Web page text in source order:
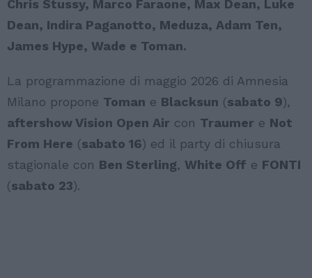
Chris Stussy, Marco Faraone, Max Dean, Luke
Dean, Indira Paganotto, Meduza, Adam Ten,
James Hype, Wade e Toman.
La programmazione di maggio 2026 di Amnesia
Milano propone Toman e Blacksun (sabato 9),
aftershow Vision Open Air con Traumer e Not
From Here (sabato 16) ed il party di chiusura
stagionale con Ben Sterling, White Off e FONTI
(sabato 23).